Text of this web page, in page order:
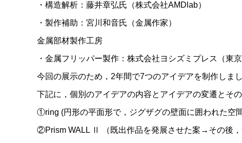
・構造解析：藤井章弘氏（株式会社AMDlab）
・製作補助：宮川和音氏（金属作家）
金属部材製作工房
・金属フリッパー製作：株式会社ヨシズミプレス（東京
今回の展示のため，2年間で7つのアイデアを制作しまし
下記に，個別のアイデアの内容とアイデアの変遷とその
①ring (円形の平面形で，ジグザグの壁面に囲われた空
②Prism WALL Ⅱ （既出作品を発展させた案→その後，